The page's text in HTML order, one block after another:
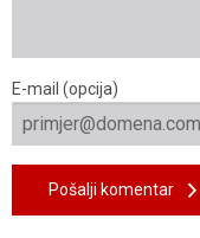
E-mail (opcija)
Pošalji komentar